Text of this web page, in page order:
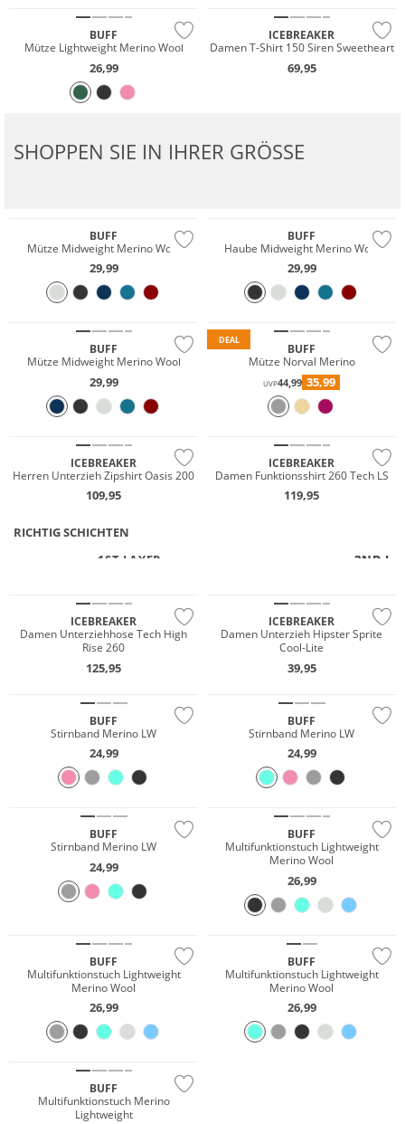
BUFF
Mütze Lightweight Merino Wool
26,99
ICEBREAKER
Damen T-Shirt 150 Siren Sweetheart
69,95
SHOPPEN SIE IN IHRER GRÖSSE
BUFF
Mütze Midweight Merino Wool
29,99
BUFF
Haube Midweight Merino Wool
29,99
Nachhaltig
BUFF
Mütze Midweight Merino Wool
29,99
DEAL
Nachhaltig
BUFF
Mütze Norval Merino
UVP44,99 35,99
ICEBREAKER
Herren Unterzieh Zipshirt Oasis 200
109,95
ICEBREAKER
Damen Funktionsshirt 260 Tech LS
119,95
RICHTIG SCHICHTEN
1ST LAYER
2ND
2ND
ICEBREAKER
Damen Unterziehhose Tech High
Rise 260
125,95
ICEBREAKER
Damen Unterzieh Hipster Sprite
Cool-Lite
39,95
BUFF
Stirnband Merino LW
24,99
BUFF
Stirnband Merino LW
24,99
BUFF
Stirnband Merino LW
24,99
BUFF
Multifunktionstuch Lightweight
Merino Wool
26,99
BUFF
Multifunktionstuch Lightweight
Merino Wool
26,99
Nachhaltig
BUFF
Multifunktionstuch Lightweight
Merino Wool
26,99
Nachhaltig
BUFF
Multifunktionstuch Merino
Lightweight